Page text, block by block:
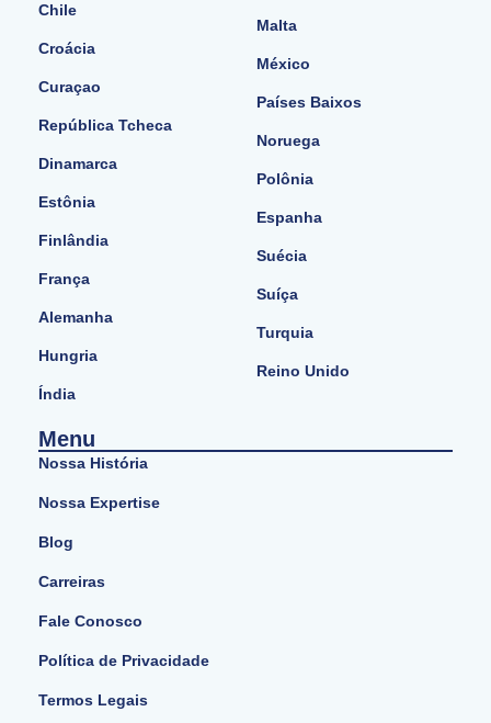
Chile
Croácia
Curaçao
República Tcheca
Dinamarca
Estônia
Finlândia
França
Alemanha
Hungria
Índia
Malta
México
Países Baixos
Noruega
Polônia
Espanha
Suécia
Suíça
Turquia
Reino Unido
Menu
Nossa História
Nossa Expertise
Blog
Carreiras
Fale Conosco
Política de Privacidade
Termos Legais